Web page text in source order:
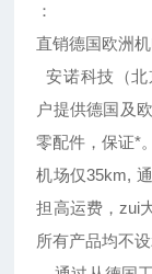
：
直销德国欧洲
安诺科技（
户提供德国及
零配件，保证*
机场仅35km,
担高运费，zui
所有产品均不